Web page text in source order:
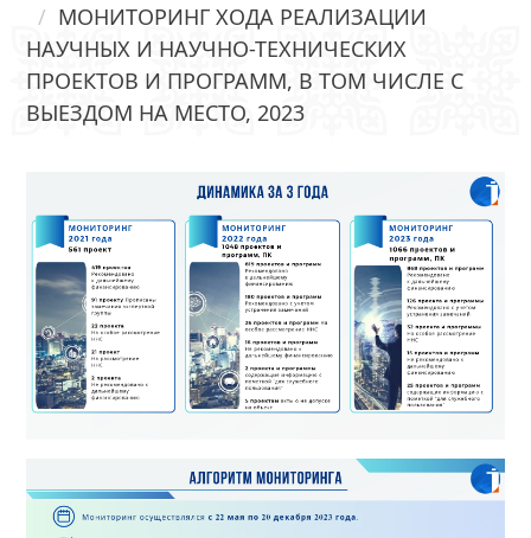
МОНИТОРИНГ ХОДА РЕАЛИЗАЦИИ
НАУЧНЫХ И НАУЧНО-ТЕХНИЧЕСКИХ
ПРОЕКТОВ И ПРОГРАММ, В ТОМ ЧИСЛЕ С
ВЫЕЗДОМ НА МЕСТО, 2023